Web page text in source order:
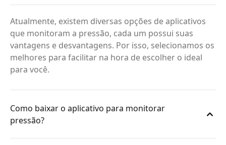
Atualmente, existem diversas opções de aplicativos
que monitoram a pressão, cada um possui suas
vantagens e desvantagens. Por isso, selecionamos os
melhores para facilitar na hora de escolher o ideal
para você.
Como baixar o aplicativo para monitorar
pressão?